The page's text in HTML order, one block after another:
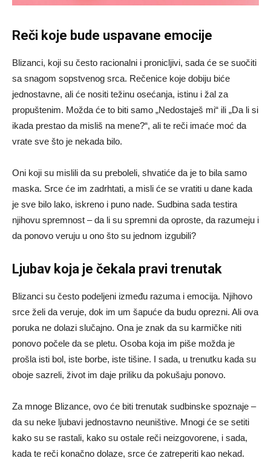
Reči koje bude uspavane emocije
Blizanci, koji su često racionalni i pronicljivi, sada će se suočiti
sa snagom sopstvenog srca. Rečenice koje dobiju biće
jednostavne, ali će nositi težinu osećanja, istinu i žal za
propuštenim. Možda će to biti samo „Nedostaješ mi“ ili „Da li si
ikada prestao da misliš na mene?“, ali te reči imaće moć da
vrate sve što je nekada bilo.
Oni koji su mislili da su preboleli, shvatiće da je to bila samo
maska. Srce će im zadrhtati, a misli će se vratiti u dane kada
je sve bilo lako, iskreno i puno nade. Sudbina sada testira
njihovu spremnost – da li su spremni da oproste, da razumeju i
da ponovo veruju u ono što su jednom izgubili?
Ljubav koja je čekala pravi trenutak
Blizanci su često podeljeni između razuma i emocija. Njihovo
srce želi da veruje, dok im um šapuće da budu oprezni. Ali ova
poruka ne dolazi slučajno. Ona je znak da su karmičke niti
ponovo počele da se pletu. Osoba koja im piše možda je
prošla isti bol, iste borbe, iste tišine. I sada, u trenutku kada su
oboje sazreli, život im daje priliku da pokušaju ponovo.
Za mnoge Blizance, ovo će biti trenutak sudbinske spoznaje –
da su neke ljubavi jednostavno neuništive. Mnogi će se setiti
kako su se rastali, kako su ostale reči neizgovorene, i sada,
kada te reči konačno dolaze, srce će zatreperiti kao nekad.